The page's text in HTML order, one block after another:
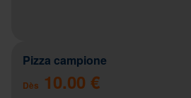
Pizza campione
Dès 10.00 €